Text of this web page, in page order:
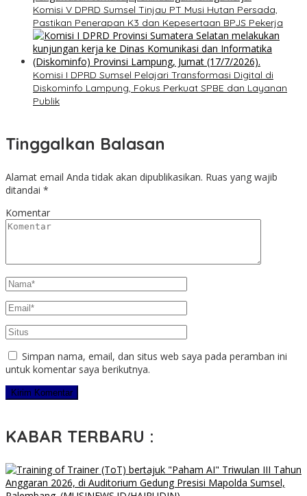
Komisi V DPRD Sumsel Tinjau PT Musi Hutan Persada,
Pastikan Penerapan K3 dan Kepesertaan BPJS Pekerja
Komisi I DPRD Sumsel Pelajari Transformasi Digital di
Diskominfo Lampung, Fokus Perkuat SPBE dan Layanan
Publik
Tinggalkan Balasan
Alamat email Anda tidak akan dipublikasikan. Ruas yang wajib
ditandai *
Komentar
Simpan nama, email, dan situs web saya pada peramban ini
untuk komentar saya berikutnya.
KABAR TERBARU :